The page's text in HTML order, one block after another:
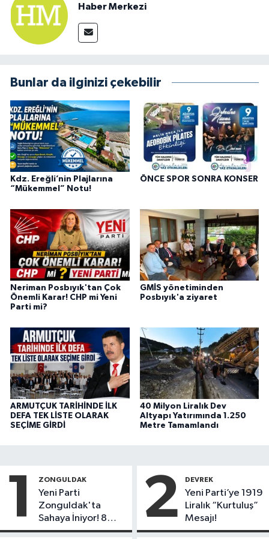
Haber Merkezi
Bunlar da ilginizi çekebilir
Kdz. Ereğli’nin Plajlarına
“Mükemmel” Notu!
ÖNCE SPOR SONRA KONSER
Neriman Posbıyık'tan Çok
Önemli Karar! CHP mi Yeni
Parti mi?
GMİS yönetiminden
Posbıyık'a ziyaret
ARMUTÇUK TARİHİNDE İLK
DEFA TEK LİSTE OLARAK
SEÇİME GİRDİ
40 Milyon Liralık Dev
Altyapı Yatırımında 1.250
Metre Tamamlandı
1 ZONGULDAK
Yeni Parti
Zonguldak'ta
Sahaya İniyor! 8
İlçede Kurucu
2 DEVREK
Yeni Parti’ye 1919
Liralık “Kurtuluş”
Mesajı!